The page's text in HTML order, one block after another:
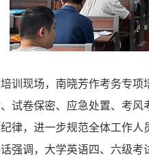
训现场， 南晓芳作考务专项
试卷保密、应急处置、考
律，进一步规范全体工作人
强调，大学英语四、六级